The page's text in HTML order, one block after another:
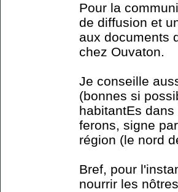
Pour la
de diffusion et
aux documents
chez Ouvaton.
Je conseille
(bonnes si
habitantEs
ferons, signe
région (le nord
Bref, pour
nourrir les